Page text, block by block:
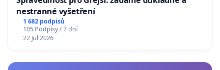
nestranné vyšetření
1 682 podpisů
105 Podpisy / 7 dní
22 Jul 2026